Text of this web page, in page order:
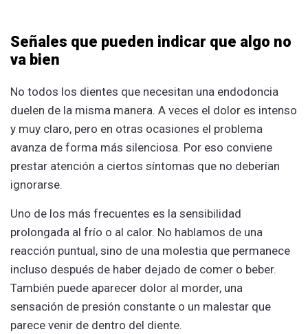
Señales que pueden indicar que algo no
va bien
No todos los dientes que necesitan una endodoncia
duelen de la misma manera. A veces el dolor es intenso
y muy claro, pero en otras ocasiones el problema
avanza de forma más silenciosa. Por eso conviene
prestar atención a ciertos síntomas que no deberían
ignorarse.
Uno de los más frecuentes es la sensibilidad
prolongada al frío o al calor. No hablamos de una
reacción puntual, sino de una molestia que permanece
incluso después de haber dejado de comer o beber.
También puede aparecer dolor al morder, una
sensación de presión constante o un malestar que
parece venir de dentro del diente.